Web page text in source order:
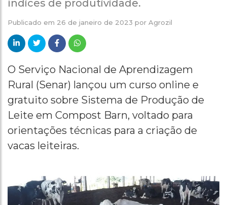
índices de produtividade.
Publicado em 26 de janeiro de 2023 por Agrozil
O Serviço Nacional de Aprendizagem
Rural (Senar) lançou um curso online e
gratuito sobre Sistema de Produção de
Leite em Compost Barn, voltado para
orientações técnicas para a criação de
vacas leiteiras.